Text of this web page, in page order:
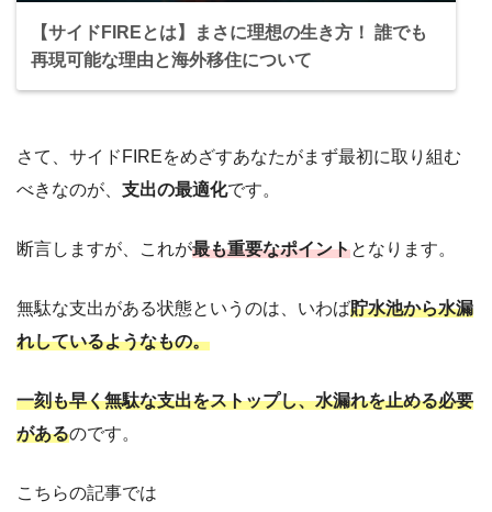
【サイドFIREとは】まさに理想の生き方！ 誰でも
再現可能な理由と海外移住について
さて、サイドFIREをめざすあなたがまず最初に取り組む
べきなのが、 支出の最適化です。
断言しますが、これが最も重要なポイントとなります。
無駄な支出がある状態というのは、いわば貯水池から水漏
れしているようなもの。
一刻も早く無駄な支出をストップし、水漏れを止める必要
があるのです。
こちらの記事では